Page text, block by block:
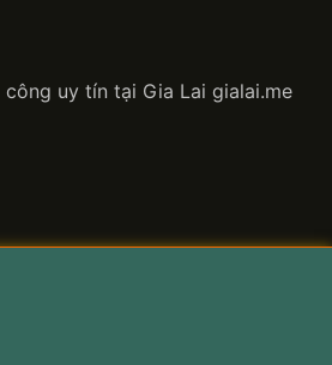
uy tín tại Gia Lai gialai.me